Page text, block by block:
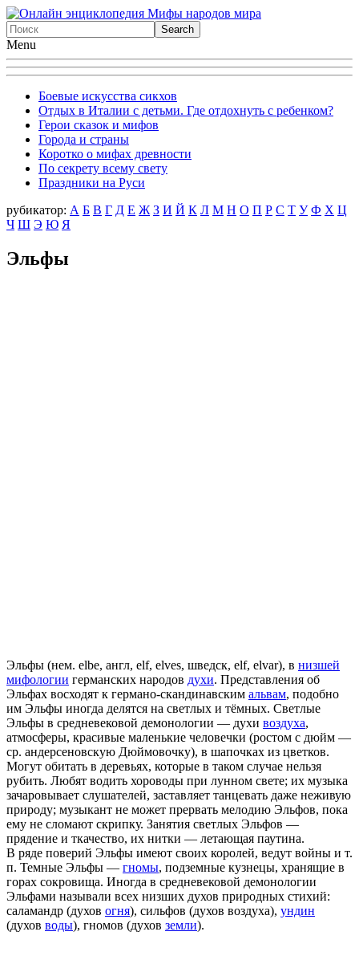
Menu
Боевые искусства сикхов
Отдых в Италии с детьми. Где отдохнуть с ребенком?
Герои сказок и мифов
Города и страны
Коротко о мифах древности
По секрету всему свету
Праздники на Руси
рубикатор: А Б В Г Д Е Ж З И Й К Л М Н О П Р С Т У Ф X Ц
Ч Ш Э Ю Я
Эльфы
Эльфы (нем. elbe, англ, elf, elves, шведск, elf, elvar), в низшей
мифологии германских народов духи. Представления об
Эльфах восходят к германо-скандинавским альвам, подобно
им Эльфы иногда делятся на светлых и тёмных. Светлые
Эльфы в средневековой демонологии — духи воздуха,
атмосферы, красивые маленькие человечки (ростом с дюйм —
ср. андерсеновскую Дюймовочку), в шапочках из цветков.
Могут обитать в деревьях, которые в таком случае нельзя
рубить. Любят водить хороводы при лунном свете; их музыка
зачаровывает слушателей, заставляет танцевать даже неживую
природу; музыкант не может прервать мелодию Эльфов, пока
ему не сломают скрипку. Занятия светлых Эльфов —
прядение и ткачество, их нитки — летающая паутина.
В ряде поверий Эльфы имеют своих королей, ведут войны и т.
п. Темные Эльфы — гномы, подземные кузнецы, хранящие в
горах сокровища. Иногда в средневековой демонологии
Эльфами называли всех низших духов природных стихий:
саламандр (духов огня), сильфов (духов воздуха), ундин
(духов воды), гномов (духов земли).